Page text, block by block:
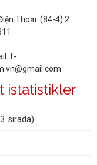
Thoại: (84-4) 2
f-
istatistikler
. sırada)